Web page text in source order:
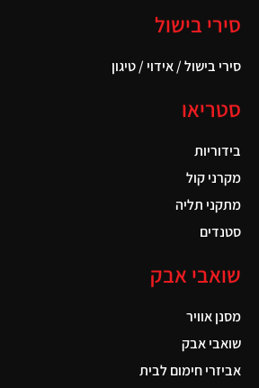
סירי בישול
סירי בישול / אידוי / טיגון
סטריאו
בידוריות
מקרני קול
מתקני תליה
סטנדים
שואבי אבק
מסנן אוויר
שואבי אבק
אביזרי חימום לבית